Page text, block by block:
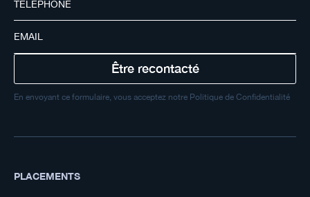
En envoyant ce formulaire, vous acceptez notre Politique de Confidentialité
PLACEMENTS